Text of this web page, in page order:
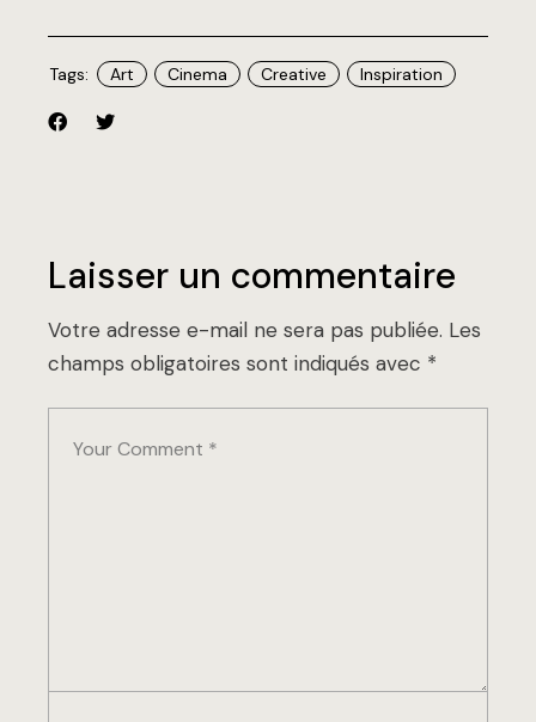
Tags: Art Cinema Creative Inspiration
Laisser un commentaire
Votre adresse e-mail ne sera pas publiée. Les
champs obligatoires sont indiqués avec *